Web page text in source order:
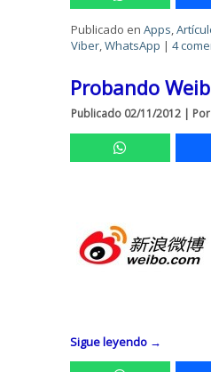
Publicado en Apps,
Viber,WhatsApp |4
Probando
Publicado 02/11/2012 | Por
Sigue leyendo →